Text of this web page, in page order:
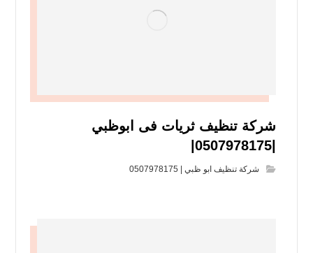
شركة تنظيف ثريات فى ابوظبي
|0507978175|
شركة تنظيف ابو ظبي | 0507978175